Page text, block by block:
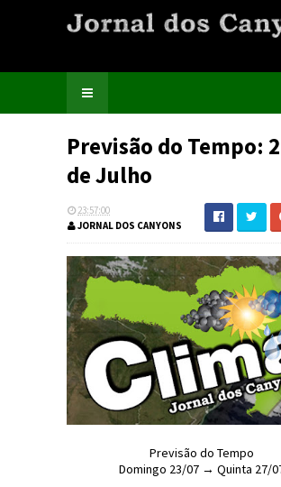
Previsão do Tempo:
de Julho
23:57:00
JORNAL DOS CANYONS
Previsão do Tempo
Domingo 23/07 → Quinta 27/